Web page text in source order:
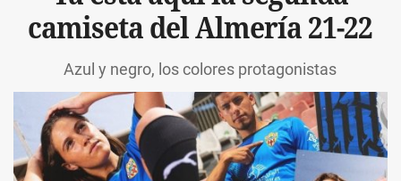
camiseta del Almería 21-22
Azul y negro, los colores protagonistas